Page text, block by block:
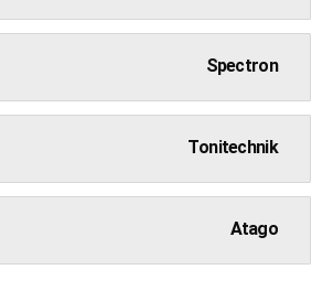
Spectron
Tonitechnik
Atago